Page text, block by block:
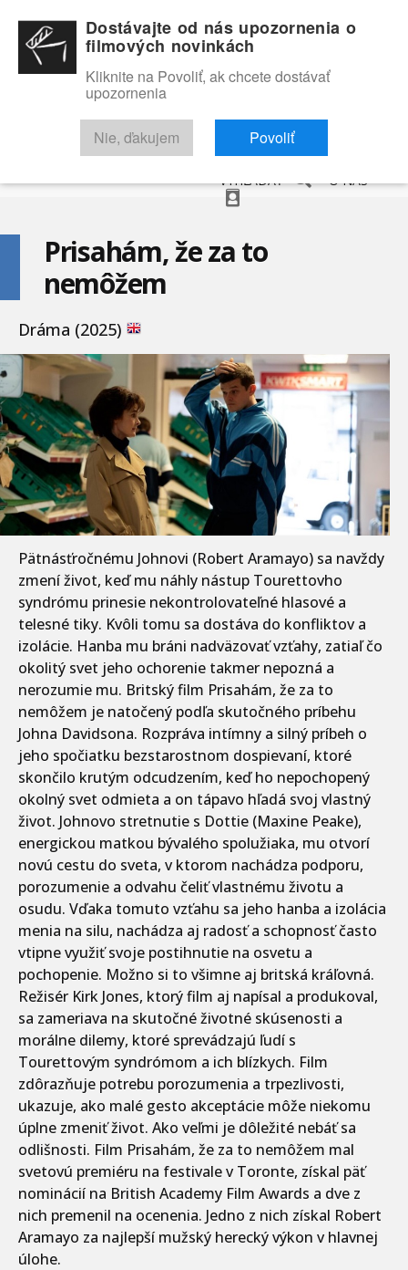
RECENZIE TRAILERY FILMOVÁ DATABÁZA
VYHĽADAŤ O NÁS
Prisahám, že za to
nemôžem
Dráma (2025)
Pätnásťročnému Johnovi (Robert Aramayo) sa navždy
zmení život, keď mu náhly nástup Tourettovho
syndrómu prinesie nekontrolovateľné hlasové a
telesné tiky. Kvôli tomu sa dostáva do konfliktov a
izolácie. Hanba mu bráni nadväzovať vzťahy, zatiaľ čo
okolitý svet jeho ochorenie takmer nepozná a
nerozumie mu. Britský film Prisahám, že za to
nemôžem je natočený podľa skutočného príbehu
Johna Davidsona. Rozpráva intímny a silný príbeh o
jeho spočiatku bezstarostnom dospievaní, ktoré
skončilo krutým odcudzením, keď ho nepochopený
okolný svet odmieta a on tápavo hľadá svoj vlastný
život. Johnovo stretnutie s Dottie (Maxine Peake),
energickou matkou bývalého spolužiaka, mu otvorí
novú cestu do sveta, v ktorom nachádza podporu,
porozumenie a odvahu čeliť vlastnému životu a
osudu. Vďaka tomuto vzťahu sa jeho hanba a izolácia
menia na silu, nachádza aj radosť a schopnosť často
vtipne využiť svoje postihnutie na osvetu a
pochopenie. Možno si to všimne aj britská kráľovná.
Režisér Kirk Jones, ktorý film aj napísal a produkoval,
sa zameriava na skutočné životné skúsenosti a
morálne dilemy, ktoré sprevádzajú ľudí s
Tourettovým syndrómom a ich blízkych. Film
zdôrazňuje potrebu porozumenia a trpezlivosti,
ukazuje, ako malé gesto akceptácie môže niekomu
úplne zmeniť život. Ako veľmi je dôležité nebáť sa
odlišnosti. Film Prisahám, že za to nemôžem mal
svetovú premiéru na festivale v Toronte, získal päť
nominácií na British Academy Film Awards a dve z
nich premenil na ocenenia. Jedno z nich získal Robert
Aramayo za najlepší mužský herecký výkon v hlavnej
úlohe.
Dostávajte od nás upozornenia o
filmových novinkách
Kliknite na Povoliť, ak chcete dostávať
upozornenia
Nie, ďakujem Povoliť